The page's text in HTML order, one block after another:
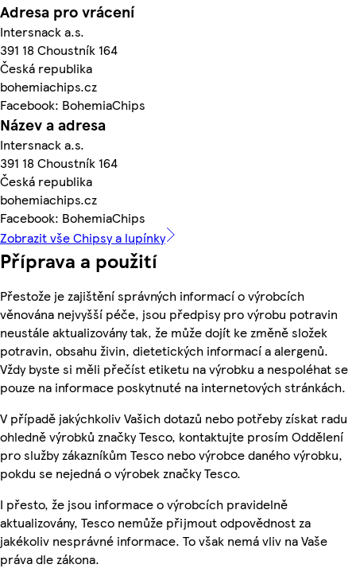
Adresa pro vrácení
Intersnack a.s.
391 18 Choustník 164
Česká republika
bohemiachips.cz
Facebook: BohemiaChips
Název a adresa
Intersnack a.s.
391 18 Choustník 164
Česká republika
bohemiachips.cz
Facebook: BohemiaChips
Zobrazit vše Chipsy a lupínky
Příprava a použití
Přestože je zajištění správných informací o výrobcích
věnována nejvyšší péče, jsou předpisy pro výrobu potravin
neustále aktualizovány tak, že může dojít ke změně složek
potravin, obsahu živin, dietetických informací a alergenů.
Vždy byste si měli přečíst etiketu na výrobku a nespoléhat se
pouze na informace poskytnuté na internetových stránkách.
V případě jakýchkoliv Vašich dotazů nebo potřeby získat radu
ohledně výrobků značky Tesco, kontaktujte prosím Oddělení
pro služby zákazníkům Tesco nebo výrobce daného výrobku,
pokdu se nejedná o výrobek značky Tesco.
I přesto, že jsou informace o výrobcích pravidelně
aktualizovány, Tesco nemůže přijmout odpovědnost za
jakékoliv nesprávné informace. To však nemá vliv na Vaše
práva dle zákona.